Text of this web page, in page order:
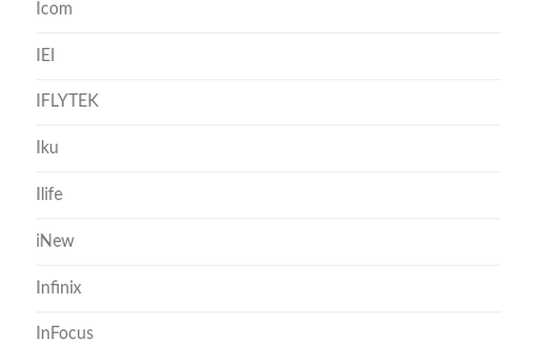
Icom
IEI
IFLYTEK
Iku
Ilife
iNew
Infinix
InFocus